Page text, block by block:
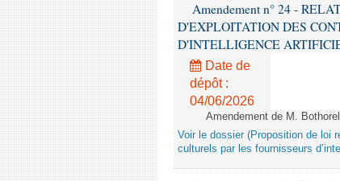
Amendement n° 24 -
D'EXPLOITATION DES
D'INTELLIGENCE
Date de
dépôt :
04/06/2026
Amendement de M.
Voir le dossier (Proposition de loi
culturels par les fournisseurs